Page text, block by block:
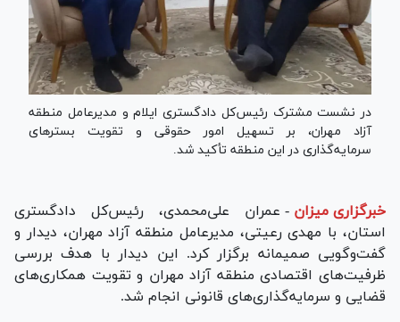
در نشست مشترک رئیس‌کل دادگستری ایلام و مدیرعامل منطقه
آزاد مهران، بر تسهیل امور حقوقی و تقویت بسترهای
سرمایه‌گذاری در این منطقه تأکید شد.
خبرگزاری میزان - عمران علی‌محمدی، رئیس‌کل دادگستری
استان، با مهدی رعیتی، مدیرعامل منطقه آزاد مهران، دیدار و
گفت‌وگویی صمیمانه برگزار کرد. این دیدار با هدف بررسی
ظرفیت‌های اقتصادی منطقه آزاد مهران و تقویت همکاری‌های
قضایی و سرمایه‌گذاری‌های قانونی انجام شد.